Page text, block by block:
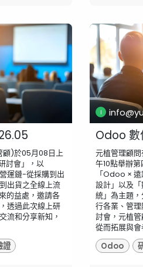
顧)於05月08日上
討會」，以
運鏈-從採購到出
出貨之全線上流
的益處，邀請各
透過此次線上研
流和分享新知，
證
Odoo 數
元植管理顧
午10點舉辦
「Odoo ×
設計」以及
統」為主題
行各業、管
討會，元植
從而拓展與
Odoo